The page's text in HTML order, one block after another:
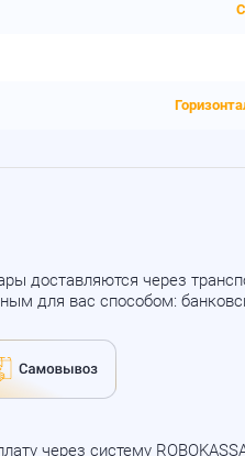
доставляются через
для вас способом:
через систему